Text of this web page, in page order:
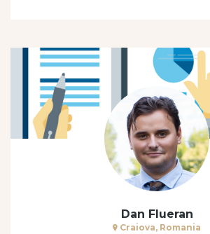
Dan Flueran
Craiova, Romania